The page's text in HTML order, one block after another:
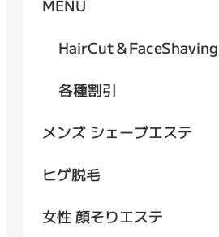
MENU
HairCut＆FaceShaving
各種割引
メンズ シェーブエステ
ヒゲ脱毛
女性 顔そりエステ